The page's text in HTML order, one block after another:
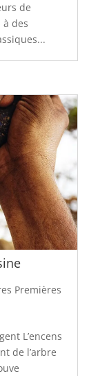
de
des
Premières
L’encens
de l’arbre